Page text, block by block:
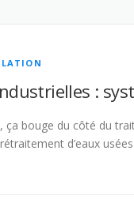
:
ça bouge du côté du
d’eaux